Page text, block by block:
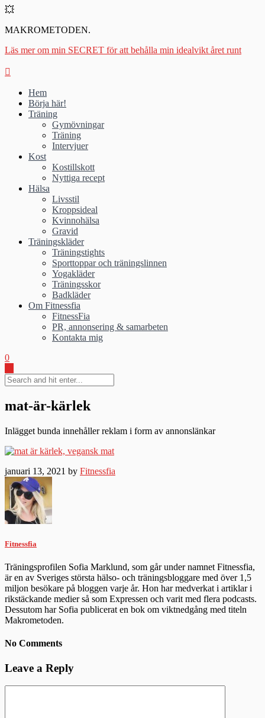
💥
MAKROMETODEN.
Läs mer om min SECRET för att behålla min idealvikt året runt
Hem
Börja här!
Träning
Gymövningar
Träning
Intervjuer
Kost
Kostillskott
Nyttiga recept
Hälsa
Livsstil
Kroppsideal
Kvinnohälsa
Gravid
Träningskläder
Träningstights
Sporttoppar och träningslinnen
Yogakläder
Träningsskor
Badkläder
Om Fitnessfia
FitnessFia
PR, annonsering & samarbeten
Kontakta mig
0
mat-är-kärlek
Inlägget bunda innehåller reklam i form av annonslänkar
januari 13, 2021 by Fitnessfia
Fitnessfia
Träningsprofilen Sofia Marklund, som går under namnet Fitnessfia,
är en av Sveriges största hälso- och träningsbloggare med över 1,5
miljon besökare på bloggen varje år. Hon har medverkat i artiklar i
rikstäckande medier så som Expressen och varit med flera podcasts.
Dessutom har Sofia publicerat en bok om viktnedgång med titeln
Makrometoden.
No Comments
Leave a Reply